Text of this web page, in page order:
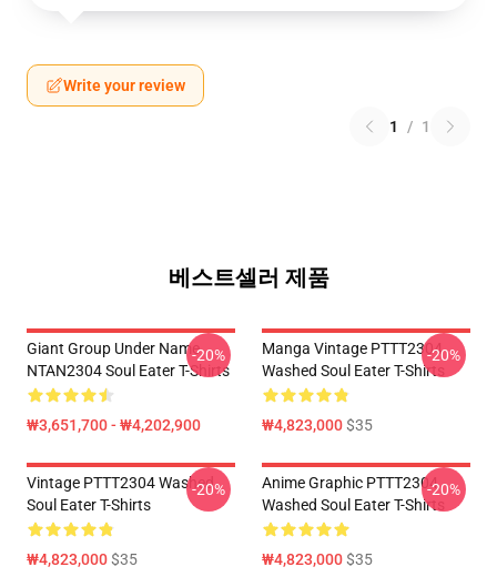
Write your review
1 / 1
베스트셀러 제품
Giant Group Under Name
NTAN2304 Soul Eater T-Shirts
₩3,651,700 - ₩4,202,900
-20%
Manga Vintage PTTT2304
Washed Soul Eater T-Shirts
₩4,823,000$35
-20%
Vintage PTTT2304 Washed
Soul Eater T-Shirts
₩4,823,000$35
-20%
Anime Graphic PTTT2304
Washed Soul Eater T-Shirts
₩4,823,000$35
-20%